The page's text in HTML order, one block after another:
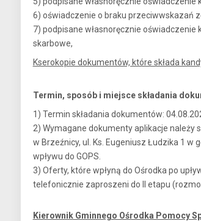
6) oświadczenie o braku przeciwwskazań
7) podpisane własnoręcznie
skarbowe,
Kserokopie dokumentów, które składa
Termin, sposób i miejsce składania
1) Termin składania dokumentów:
2) Wymagane dokumenty aplikacje należy
w Brzeźnicy, ul. Ks. Eugeniusz Łudzika 1 w
wpływu do GOPS.
3) Oferty, które wpłyną do Ośrodka po
telefonicznie zaproszeni do II etapu
Kierownik Gminnego Ośrodka Pomocy